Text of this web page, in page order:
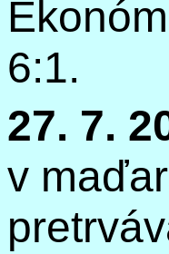
6:1.
27. 7.
v